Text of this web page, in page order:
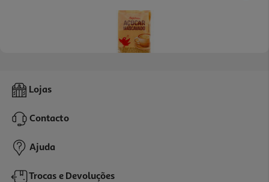
Açúcar Auchan Mascavado 500g
1,29 €
Lojas
Contacto
Ajuda
Trocas e Devoluções